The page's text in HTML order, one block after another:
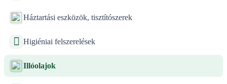
Háztartási eszközök, tisztítószerek
Higiéniai felszerelések
Illóolajok